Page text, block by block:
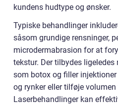
kundens hudtype og ønsker.
Typiske behandlinger
såsom grundige rensninger,
microdermabrasion for at
tekstur. Der tilbydes
som botox og filler
og rynker eller tilføje
Laserbehandlinger kan